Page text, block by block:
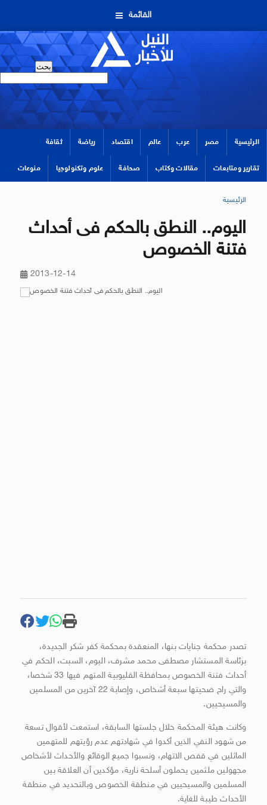
القائمة
الرئيسية مصر عرب عالم اقتصاد رياضة ثقافة
تقارير ومتابعات مقالات وكتاب صحافة علوم وتكنولوجيا منوعات
الرئيسية
اليوم.. النطق بالحكم فى أحداث
فتنة الخصوص
2013-12-14
تصدر محكمة جنايات بنها، المنعقدة بمحكمة كفر شكر الجديدة،
برئاسة المستشار مصطفى محمد مشرف، اليوم، السبت، الحكم في
أحداث فتنة الخصوص بمحافظة القليوبية المتهم فيها 33 شخصا،
والتي راح ضحيتها سبعة أشخاص، وإصابة 22 آخرين من المسلمين
والمسيحيين.
وكانت هيئة المحكمة خلال جلستها السابقة، استمعت لأقوال تسعة
من شهود النفي الذين أكدوا في شهادتهم عدم رؤيتهم للمتهمين
الماثلين في قفص الاتهام، ونسبوا جميع الوقائع والأحداث لأشخاص
مجهولين ملثمين يحملون أسلحة نارية، مؤكدين أن العلاقة بين
المسلمين والمسيحيين في منطقة الخصوص وبالتحديد في منطقة
الأحداث طيبة للغاية.